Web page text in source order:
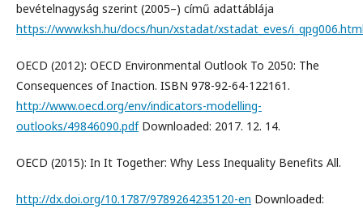
bevételnagyság szerint (2005–) című adattáblája
https://www.ksh.hu/docs/hun/xstadat/xstadat_eves/
OECD (2012): OECD Environmental Outlook To 2050: The
Consequences of Inaction. ISBN 978-92-64-122161.
http://www.oecd.org/env/indicators-modelling-
outlooks/49846090.pdfDownloaded: 2017. 12. 14.
OECD (2015): In It Together: Why Less Inequality Benefits All.
http://dx.doi.org/10.1787/9789264235120-en Downloaded: